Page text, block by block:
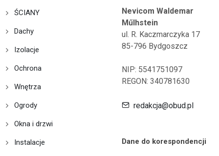
ŚCIANY
Dachy
Izolacje
Ochrona
Wnętrza
Ogrody
Okna i drzwi
Instalacje
Nevicom Waldemar
Műlhstein
ul. R. Kaczmarczyka 17
85-796 Bydgoszcz
NIP: 5541751097
REGON: 340781630
redakcja@obud.pl
Dane do korespondencji